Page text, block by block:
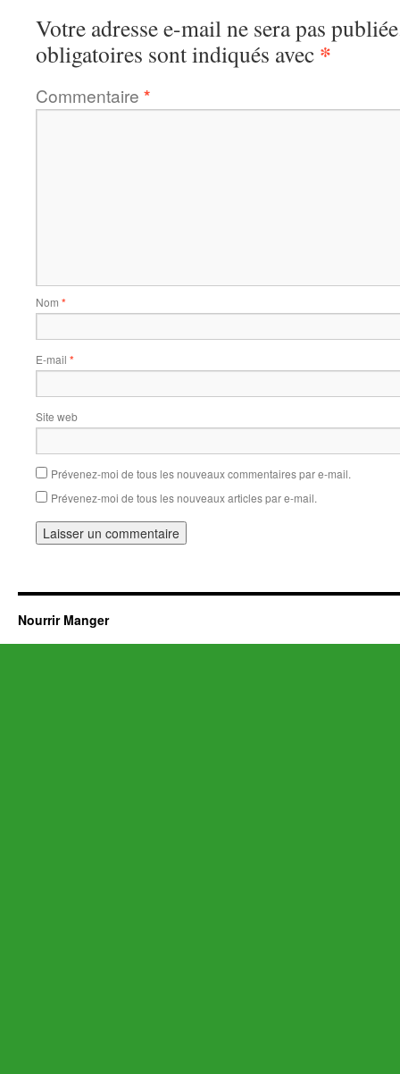
Votre adresse e-mail ne sera pas
obligatoires sont indiqués avec *
Commentaire *
Nom *
E-mail *
Site web
Prévenez-moi de tous les nouveaux commentaires par e-mail.
Prévenez-moi de tous les nouveaux articles par e-mail.
Nourrir Manger